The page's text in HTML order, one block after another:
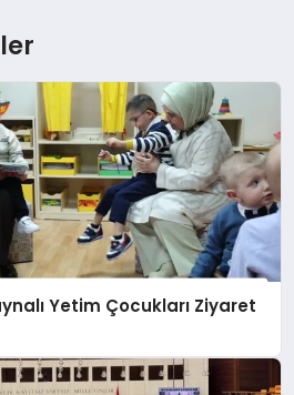
Yetim Çocukları Ziyaret